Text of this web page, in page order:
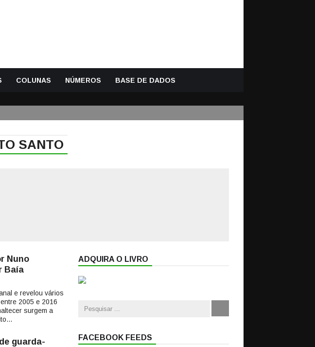
COLUNAS NÚMEROS BASE DE DADOS
SANTO
Nuno
Baía
e revelou vários
2005 e 2016
surgem a
guarda-
ADQUIRA O LIVRO
FACEBOOK FEEDS